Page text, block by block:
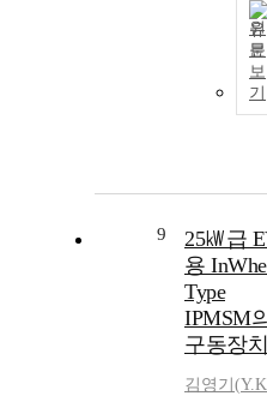
원
문
보
기
9
25㎾급
용
Type
IPMSM
구동장치
김영기 (Y.